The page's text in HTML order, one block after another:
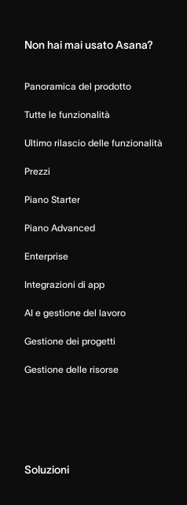
Non hai mai usato Asana?
Panoramica del prodotto
Tutte le funzionalità
Ultimo rilascio delle funzionalità
Prezzi
Piano Starter
Piano Advanced
Enterprise
Integrazioni di app
AI e gestione del lavoro
Gestione dei progetti
Gestione delle risorse
Soluzioni